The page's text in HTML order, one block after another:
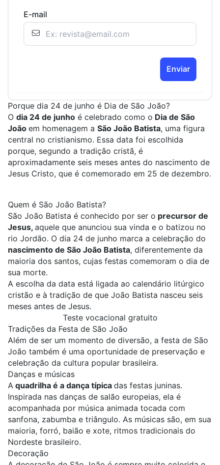
E-mail
Enviar
Porque dia 24 de junho é Dia de São João?
O dia 24 de junho é celebrado como o Dia de São
João em homenagem a São João Batista, uma figura
central no cristianismo. Essa data foi escolhida
porque, segundo a tradição cristã, é
aproximadamente seis meses antes do nascimento de
Jesus Cristo, que é comemorado em 25 de dezembro.
Quem é São João Batista?
São João Batista é conhecido por ser o precursor de
Jesus, aquele que anunciou sua vinda e o batizou no
rio Jordão. O dia 24 de junho marca a celebração do
nascimento de São João Batista, diferentemente da
maioria dos santos, cujas festas comemoram o dia de
sua morte.
A escolha da data está ligada ao calendário litúrgico
cristão e à tradição de que João Batista nasceu seis
meses antes de Jesus.
Teste vocacional gratuito
Tradições da Festa de São João
Além de ser um momento de diversão, a festa de São
João também é uma oportunidade de preservação e
celebração da cultura popular brasileira.
Danças e músicas
A quadrilha é a dança típica das festas juninas.
Inspirada nas danças de salão europeias, ela é
acompanhada por música animada tocada com
sanfona, zabumba e triângulo. As músicas são, em sua
maioria, forró, baião e xote, ritmos tradicionais do
Nordeste brasileiro.
Decoração